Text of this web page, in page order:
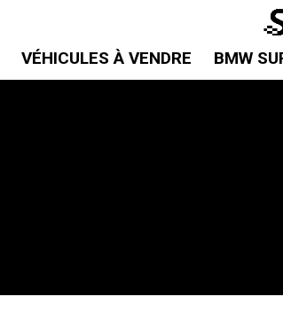
VÉHICULES À VENDRE BMW